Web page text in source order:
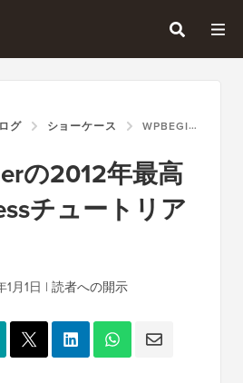
グ ショーケース WPBEGINNERの2012年最高のWORDPRESSチュートリアル
の2012年最高
チュートリア
1月1日 | 読者への開示